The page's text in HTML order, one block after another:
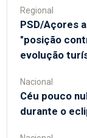
Regional
PSD/Açores
"posição
evolução
Nacional
Céu pouco
durante o